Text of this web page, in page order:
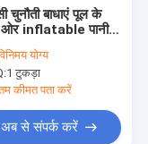
चुनौती बाधाएं पूल के
ओर inflatable पानी
योग्य
1 टुकड़ा
कीमत पता करें
अब से संपर्क करें